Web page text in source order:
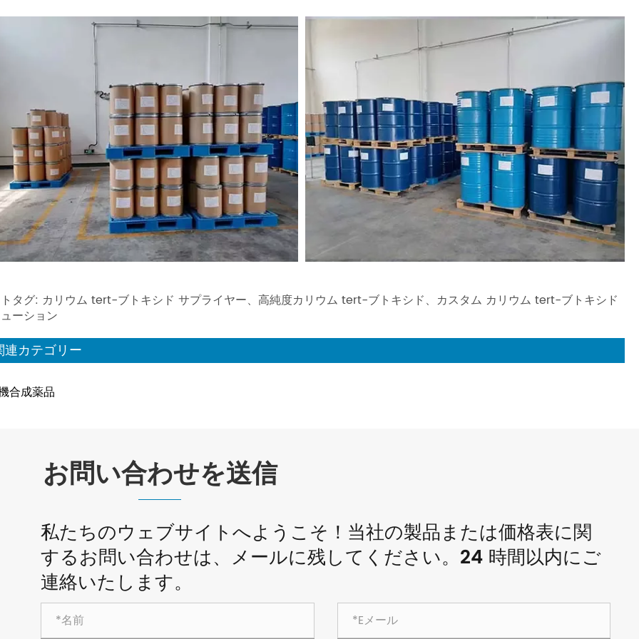
タグ: カリウム tert-ブトキシド サプライヤー、高純度カリウム tert-ブトキシド、カスタム カリウム tert-ブトキシド
ーション
連カテゴリー
合成薬品
お問い合わせを送信
私たちのウェブサイトへようこそ！当社の製品または価格表に関
するお問い合わせは、メールに残してください。24 時間以内にご
連絡いたします。